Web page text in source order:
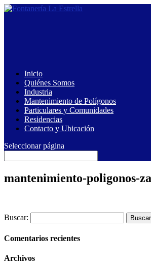
Inicio
Quiénes Somos
Industria
Mantenimiento de Polígonos
Particulares y Comunidades
Residencias
Contacto y Ubicación
Seleccionar página
mantenimiento-poligonos-
Buscar:
Comentarios recientes
Archivos